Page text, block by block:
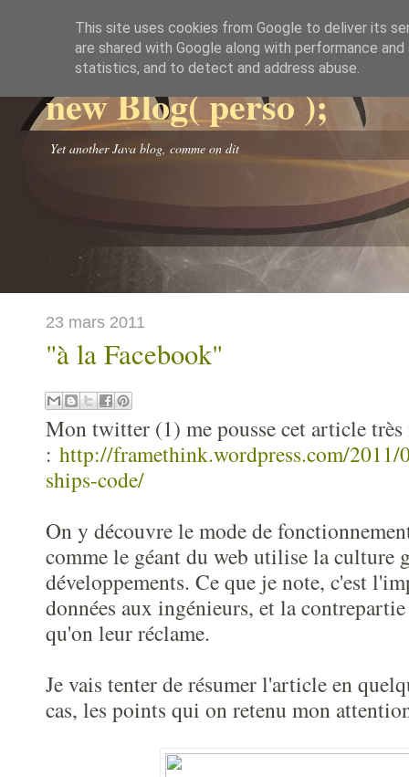
new Blog( perso );
Yet another Java blog, comme on dit
23 mars 2011
"à la Facebook"
Mon twitter (1) me pousse cet article très
: http://framethink.wordpress.com/2011/
ships-code/
On y découvre le mode de
comme le géant du web utilise la culture
développements. Ce que je note, c'est
données aux ingénieurs, et la
qu'on leur réclame.
Je vais tenter de résumer l'article en
cas, les points qui on retenu mon
This site uses cookies from Google to deliver its
are shared with Google along with performance
statistics, and to detect and address abuse.